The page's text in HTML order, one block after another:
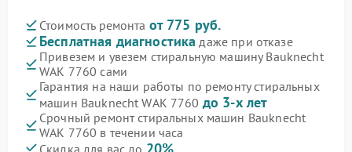
Стоимость ремонта от 775 руб.
Бесплатная диагностика даже при отказе
Привезем и увезем стиральную машину Bauknecht
WAK 7760 сами
Гарантия на наши работы по ремонту стиральных
машин Bauknecht WAK 7760 до 3-х лет
Срочный ремонт стиральных машин Bauknecht
WAK 7760 в течении часа